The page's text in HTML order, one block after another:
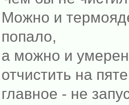
Можно и
попало,
а можно и
отчистить на
главное - не